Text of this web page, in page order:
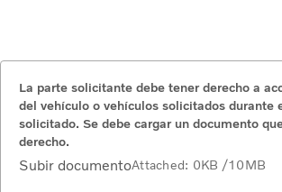
La parte solicitante debe tener derecho a
del vehículo o vehículos solicitados durante
solicitado. Se debe cargar un documento
derecho.
Subir documentoAttached: 0KB /10MB